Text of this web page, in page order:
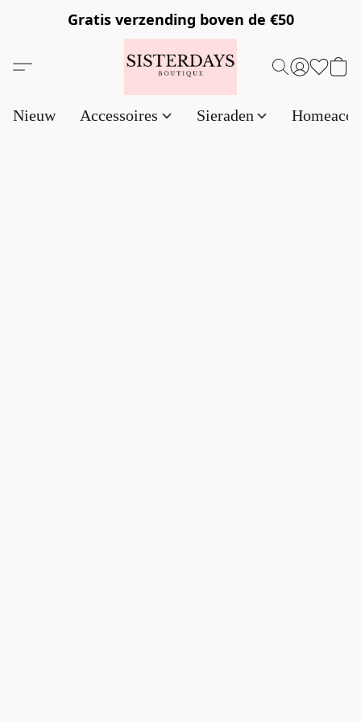
Gratis verzending boven de €50
Nieuw Accessoires Sieraden